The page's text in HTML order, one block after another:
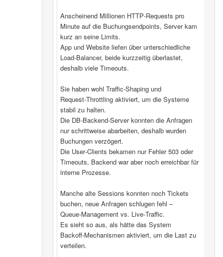
Anscheinend Millionen HTTP‑Requests pro
Minute auf die Buchungsendpoints, Server kam
kurz an seine Limits.
App und Website liefen über unterschiedliche
Load‑Balancer, beide kurzzeitig überlastet,
deshalb viele Timeouts.
Sie haben wohl Traffic‑Shaping und
Request‑Throttling aktiviert, um die Systeme
stabil zu halten.
Die DB‑Backend-Server konnten die Anfragen
nur schrittweise abarbeiten, deshalb wurden
Buchungen verzögert.
Die User‑Clients bekamen nur Fehler 503 oder
Timeouts, Backend war aber noch erreichbar für
interne Prozesse.
Manche alte Sessions konnten noch Tickets
buchen, neue Anfragen schlugen fehl –
Queue‑Management vs. Live‑Traffic.
Es sieht so aus, als hätte das System
Backoff‑Mechanismen aktiviert, um die Last zu
verteilen.